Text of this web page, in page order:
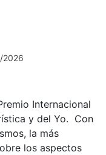
2026
Internacional
y del Yo. Con
la más
los aspectos